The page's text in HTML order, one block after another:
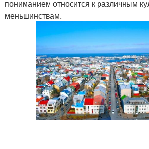
пониманием относится к различным
меньшинствам.